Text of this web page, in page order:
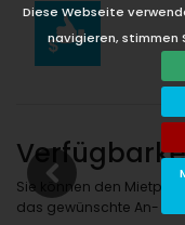
Diese Webseite
navigieren, stimmen
Sie können den
das gewünschte An-